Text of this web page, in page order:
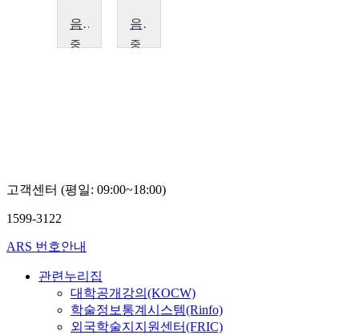
음악감상법
중
음악감상법 2
중
고객센터 (평일: 09:00~18:00)
1599-3122
ARS 번호안내
관련누리집
대학공개강의(KOCW)
학술정보통계시스템(Rinfo)
외국학술지지원센터(FRIC)